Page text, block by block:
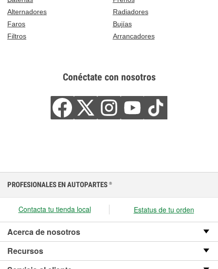
Alternadores
Radiadores
Faros
Bujías
Filtros
Arrancadores
Conéctate con nosotros
PROFESIONALES EN AUTOPARTES ®
Contacta tu tienda local Estatus de tu orden
Acerca de nosotros
Recursos